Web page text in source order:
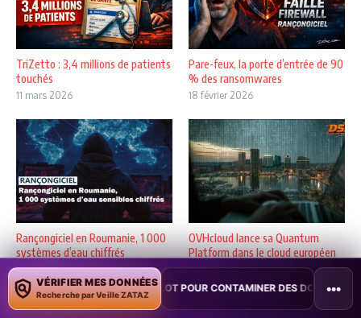
TriZetto : 3,4 millions de patients
touchés
11 mars 2026
Pare-feux, la porte d’entrée de 90
% des ransomwares
18 février 2026
Rançongiciel en Roumanie, 1 000
systèmes d’eau chiffrés
3 janvier 2026
OVHcloud lance sa Quantum
Platform dans le cloud européen
6 décembre 2025
VÉRIFIER MES DONNÉES
Recherche par Veille ZATAZ
POUR CONTAMINER DES DOCUMENTS • TAÏWAN TESTE
•••